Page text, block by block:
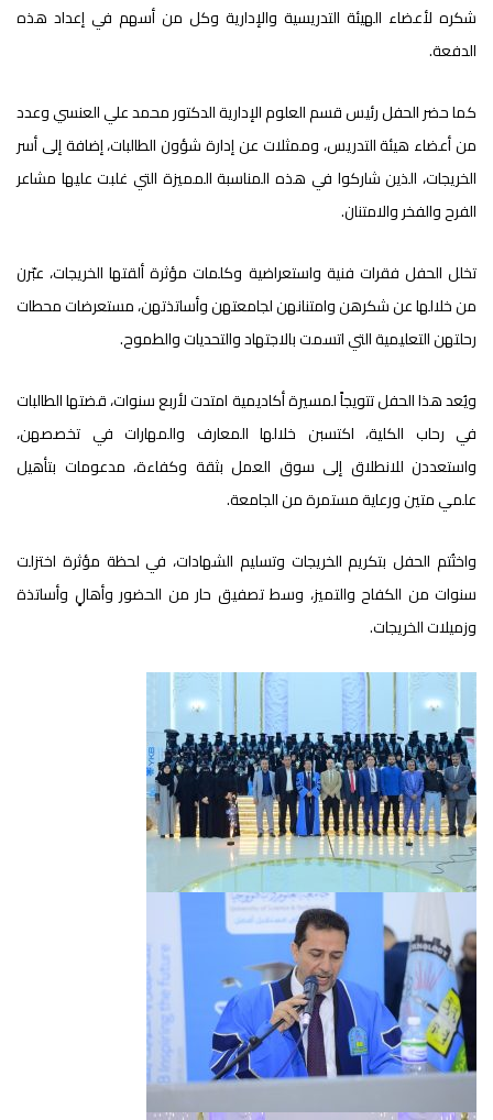
شكره لأعضاء الهيئة التدريسية والإدارية وكل من أسهم في إعداد هذه
الدفعة.
كما حضر الحفل رئيس قسم العلوم الإدارية الدكتور محمد علي العنسي وعدد
من أعضاء هيئة التدريس، وممثلات عن إدارة شؤون الطالبات، إضافة إلى أسر
الخريجات، الذين شاركوا في هذه المناسبة المميزة التي غلبت عليها مشاعر
الفرح والفخر والامتنان.
تخلل الحفل فقرات فنية واستعراضية وكلمات مؤثرة ألقتها الخريجات، عبّرن
من خلالها عن شكرهن وامتنانهن لجامعتهن وأساتذتهن، مستعرضات محطات
رحلتهن التعليمية التي اتسمت بالاجتهاد والتحديات والطموح.
ويُعد هذا الحفل تتويجاً لمسيرة أكاديمية امتدت لأربع سنوات، قضتها الطالبات
في رحاب الكلية، اكتسبن خلالها المعارف والمهارات في تخصصهن،
واستعددن للانطلاق إلى سوق العمل بثقة وكفاءة، مدعومات بتأهيل
علمي متين ورعاية مستمرة من الجامعة.
واختُتم الحفل بتكريم الخريجات وتسليم الشهادات، في لحظة مؤثرة اختزلت
سنوات من الكفاح والتميز، وسط تصفيق حار من الحضور وأهالٍ وأساتذة
وزميلات الخريجات.